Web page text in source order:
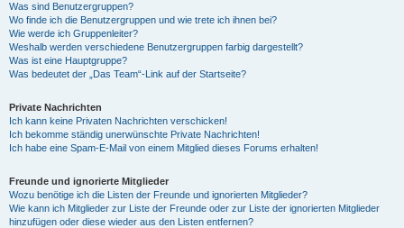
Was sind Benutzergruppen?
Wo finde ich die Benutzergruppen und wie trete ich ihnen bei?
Wie werde ich Gruppenleiter?
Weshalb werden verschiedene Benutzergruppen farbig dargestellt?
Was ist eine Hauptgruppe?
Was bedeutet der „Das Team“-Link auf der Startseite?
Private Nachrichten
Ich kann keine Privaten Nachrichten verschicken!
Ich bekomme ständig unerwünschte Private Nachrichten!
Ich habe eine Spam-E-Mail von einem Mitglied dieses Forums erhalten!
Freunde und ignorierte Mitglieder
Wozu benötige ich die Listen der Freunde und ignorierten Mitglieder?
Wie kann ich Mitglieder zur Liste der Freunde oder zur Liste der ignorierten Mitglieder
hinzufügen oder diese wieder aus den Listen entfernen?